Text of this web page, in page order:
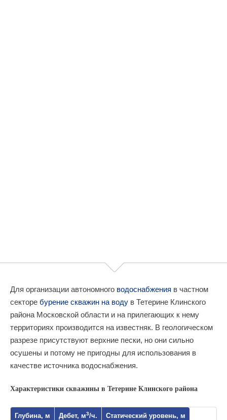
Для организации автономного водоснабжения в частном
секторе бурение скважин на воду в Тетерине Клинского
района Московской области и на прилегающих к нему
территориях производится на известняк. В геологическом
разрезе присутствуют верхние пески, но они сильно
осушены и потому не пригодны для использования в
качестве источника водоснабжения.
Характеристики скважины в Тетерине Клинского района
Глубина, м Дебет, м3/ч. Статический уровень, м